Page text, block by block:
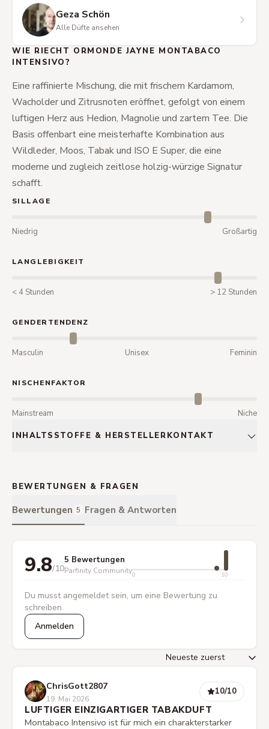
Geza Schön
Alle Düfte ansehen
WIE RIECHT ORMONDE JAYNE MONTABACO
INTENSIVO?
Eine raffinierte Mischung, die mit frischem Kardamom,
Wacholder und Zitrusnoten eröffnet, gefolgt von einem
luftigen Herz aus Hedion, Magnolie und zartem Tee. Die
Basis offenbart eine meisterhafte Kombination aus
Wildleder, Moos, Tabak und ISO E Super, die eine
moderne und zugleich zeitlose holzig-würzige Signatur
schafft.
SILLAGE
Niedrig Großartig
LANGLEBIGKEIT
< 4 Stunden > 12 Stunden
GENDERTENDENZ
Masculin Unisex Feminin
NISCHENFAKTOR
Mainstream Niche
INHALTSSTOFFE & HERSTELLERKONTAKT
BEWERTUNGEN & FRAGEN
Bewertungen 5 Fragen & Antworten
9.8/10
5 Bewertungen
Parfinity Community0 10
Du musst angemeldet sein, um eine Bewertung zu
schreiben.
Anmelden
ChrisGott2807
19. Mai 2026
10/10
LUFTIGER EINZIGARTIGER TABAKDUFT
Montabaco Intensivo ist für mich ein charakterstarker